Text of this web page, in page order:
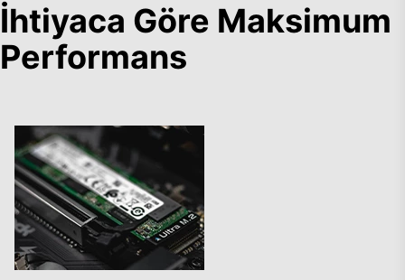
İhtiyaca Göre Maksimum
Performans